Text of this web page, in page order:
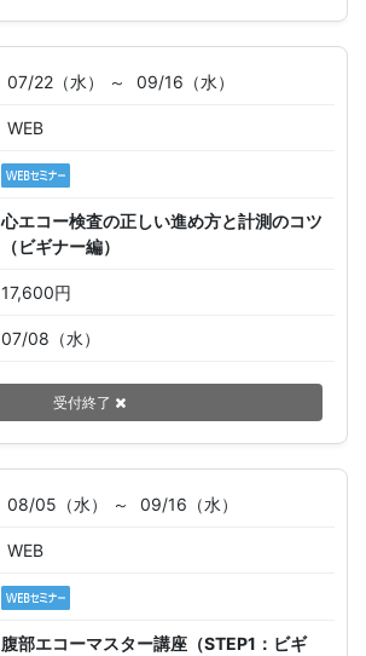
07/22（水） ～ 09/16（水）
WEB
心エコー検査の正しい進め方と計測のコツ
（ビギナー編）
17,600円
07/08（水）
受付終了
08/05（水） ～ 09/16（水）
WEB
腹部エコーマスター講座（STEP1：ビギ